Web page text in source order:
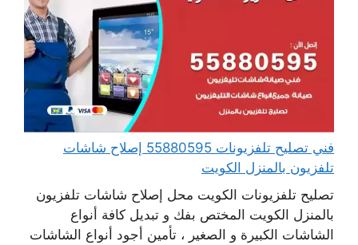
فني تصليح تلفزيونات 55880595 إصلاح شاشات
تلفزيون بالمنزل الكويت
تصليح تلفزيونات الكويت محل إصلاح شاشات تلفزيون
بالمنزل الكويت المختص بفك و تبديل كافة أنواع
الشاشات الكبيرة و الصغير ، تأمين أجود أنواع الشاشات